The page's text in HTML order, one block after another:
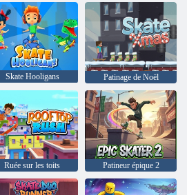
Skate Hooligans Patinage de Noël
Ruée sur les toits Patineur épique 2